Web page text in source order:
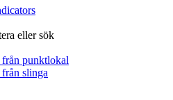
eller sök
från punktlokal
slinga